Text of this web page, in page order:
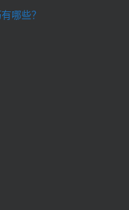
哪些？